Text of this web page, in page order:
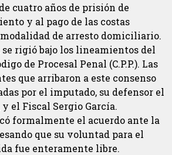
cuatro años de prisión de
y al pago de las costas
modalidad de arresto domiciliario.
rigió bajo los lineamientos del
de Procesal Penal (C.P.P.). Las
que arribaron a este consenso
por el imputado, su defensor el
el Fiscal Sergio García.
formalmente el acuerdo ante la
que su voluntad para el
fue enteramente libre.